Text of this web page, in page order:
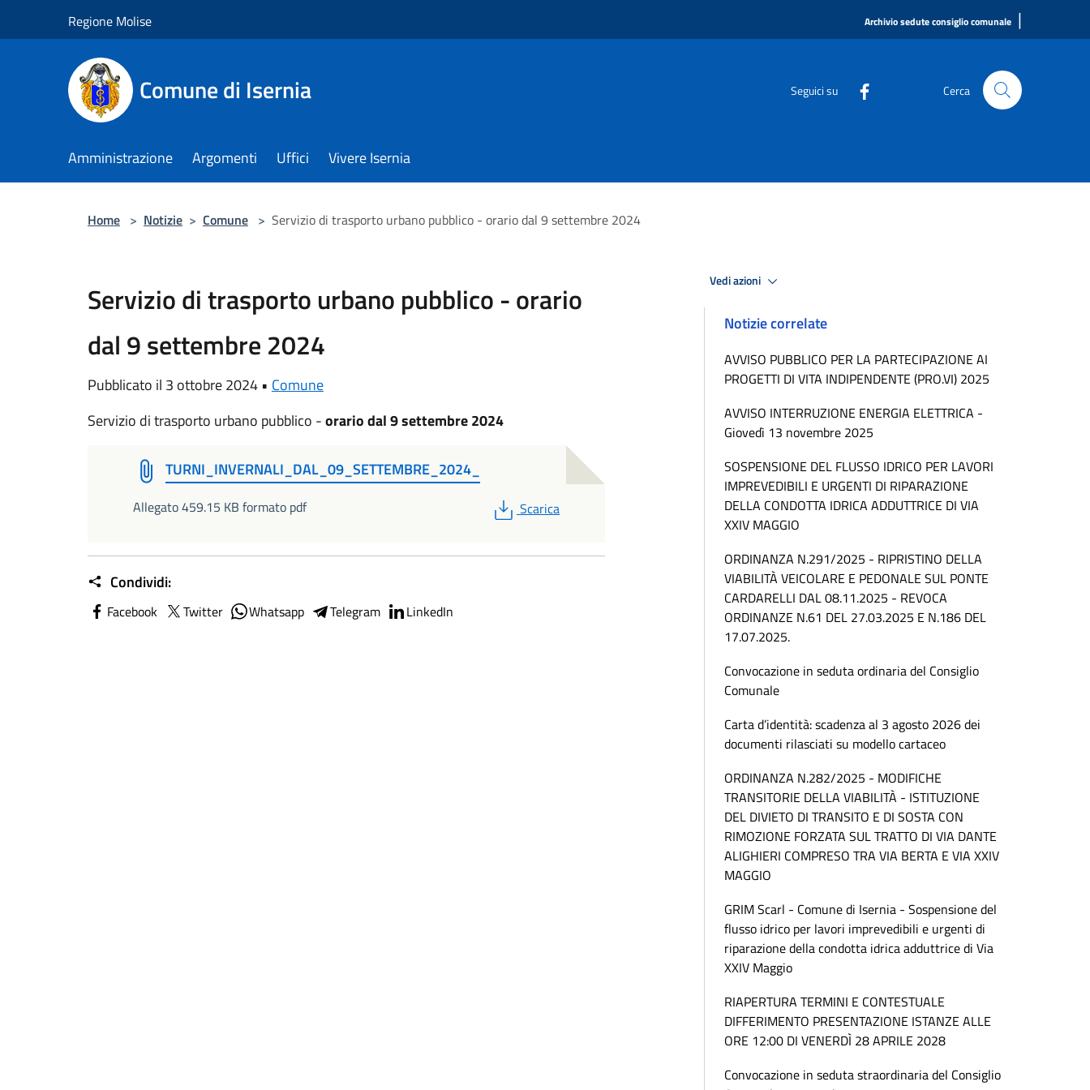
Regione Molise Archivio sedute consiglio comunale |
Comune di Isernia Seguici su Cerca
Amministrazione Argomenti Uffici Vivere Isernia
Home > Notizie > Comune > Servizio di trasporto urbano pubblico - orario dal 9 settembre 2024
Servizio di trasporto urbano pubblico - orario
dal 9 settembre 2024
Pubblicato il 3 ottobre 2024 • Comune
Servizio di trasporto urbano pubblico -orario dal 9 settembre 2024
TURNI_INVERNALI_DAL_09_SETTEMBRE_2024_
Allegato 459.15 KB formato pdf PDF
Scarica
Condividi:
Facebook Twitter Whatsapp Telegram LinkedIn
Vedi azioni
Notizie correlate
AVVISO PUBBLICO PER LA PARTECIPAZIONE AI
PROGETTI DI VITA INDIPENDENTE (PRO.VI) 2025
AVVISO INTERRUZIONE ENERGIA ELETTRICA -
Giovedì 13 novembre 2025
SOSPENSIONE DEL FLUSSO IDRICO PER LAVORI
IMPREVEDIBILI E URGENTI DI RIPARAZIONE
DELLA CONDOTTA IDRICA ADDUTTRICE DI VIA
XXIV MAGGIO
ORDINANZA N.291/2025 - RIPRISTINO DELLA
VIABILITÀ VEICOLARE E PEDONALE SUL PONTE
CARDARELLI DAL 08.11.2025 - REVOCA
ORDINANZE N.61 DEL 27.03.2025 E N.186 DEL
17.07.2025.
Convocazione in seduta ordinaria del Consiglio
Comunale
Carta d’identità: scadenza al 3 agosto 2026 dei
documenti rilasciati su modello cartaceo
ORDINANZA N.282/2025 - MODIFICHE
TRANSITORIE DELLA VIABILITÀ - ISTITUZIONE
DEL DIVIETO DI TRANSITO E DI SOSTA CON
RIMOZIONE FORZATA SUL TRATTO DI VIA DANTE
ALIGHIERI COMPRESO TRA VIA BERTA E VIA XXIV
MAGGIO
GRIM Scarl - Comune di Isernia - Sospensione del
flusso idrico per lavori imprevedibili e urgenti di
riparazione della condotta idrica adduttrice di Via
XXIV Maggio
RIAPERTURA TERMINI E CONTESTUALE
DIFFERIMENTO PRESENTAZIONE ISTANZE ALLE
ORE 12:00 DI VENERDÌ 28 APRILE 2028
Convocazione in seduta straordinaria del Consiglio